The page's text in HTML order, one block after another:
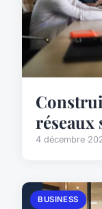
réseaux
4 décembre
BUSINESS